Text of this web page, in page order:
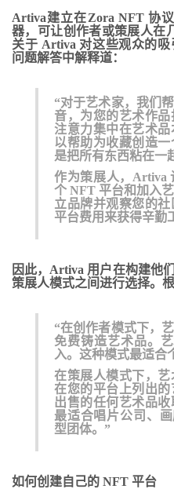
Artiva建立在Zora NFT 协议
器，可让创作者或策展人在
关于 Artiva 对这些观众的
问题解答中解释道：
“对于艺术家，我们
音，为您的艺术作
注意力集中在艺术
以帮助为收藏创造
是把所有东西粘在一
作为策展人，Artiva
个 NFT 平台和加入
立品牌并观察您的
平台费用来获得辛勤
因此，Artiva 用户在构建他
策展人模式之间进行选择。
“在创作者模式下，
免费铸造艺术品。
入。这种模式最适合
在策展人模式下，
在您的平台上列出
出售的任何艺术品
最适合唱片公司、
型团体。”
如何创建自己的 NFT 平台